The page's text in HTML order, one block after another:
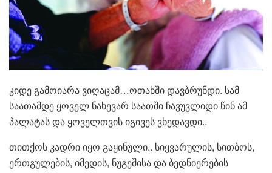
კიდე გამოიარა ვიღაცამ…ოთახში დავბრუნდი. სამ
საათამდე ყოველ ნახევარ საათში ჩავუვლიდი წინ ამ
პალატას და ყოველთვის იგივეს ვხედავდი..
თითქოს კადრი იყო გაყინული.. სიყვარულის, სითბოს,
ერთგულების, იმედის, ნუგეშისა და ბედნიერების